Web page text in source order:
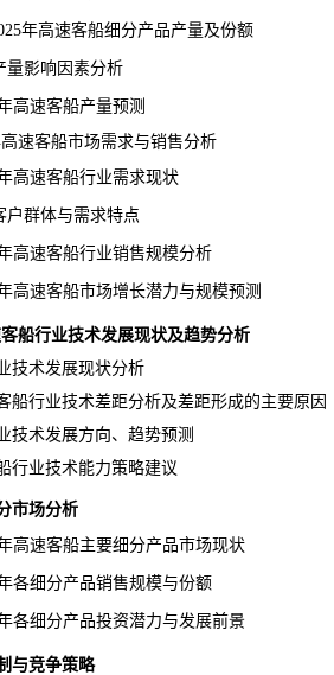
客船细分产品产量及份额
响因素分析
客船产量预测
速客船市场需求与销售分析
客船行业需求现状
体与需求特点
客船行业销售规模分析
客船市场增长潜力与规模预测
船行业技术发展现状及趋势分析
术发展现状分析
行业技术差距分析及差距形成的主要原因
术发展方向、趋势预测
业技术能力策略建议
市场分析
客船主要细分产品市场现状
分产品销售规模与份额
分产品投资潜力与发展前景
与竞争策略